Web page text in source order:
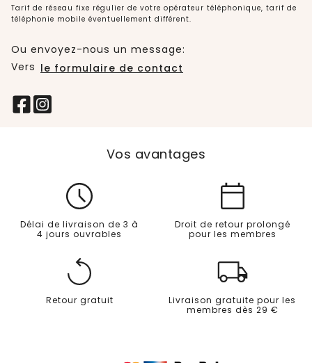
Tarif de réseau fixe régulier de votre opérateur téléphonique, tarif de
téléphonie mobile éventuellement différent.
Ou envoyez-nous un message:
Vers le formulaire de contact
Vos avantages
Délai de livraison de 3 à
4 jours ouvrables
Droit de retour prolongé
pour les membres
Retour gratuit
Livraison gratuite pour les
membres dès 29 €